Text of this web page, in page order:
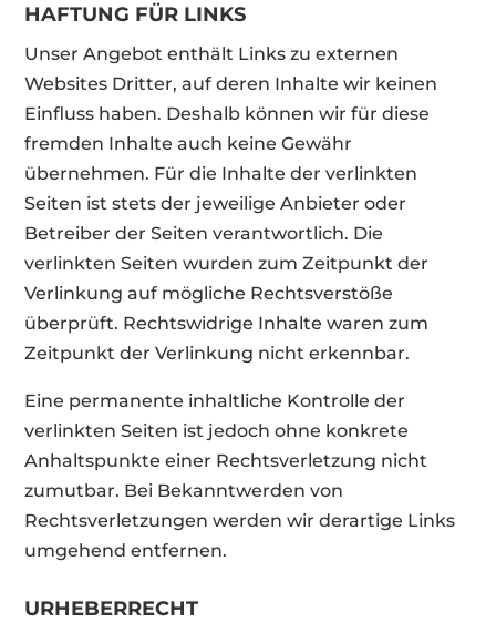
HAFTUNG FÜR LINKS
Unser Angebot enthält Links zu externen
Websites Dritter, auf deren Inhalte wir keinen
Einfluss haben. Deshalb können wir für diese
fremden Inhalte auch keine Gewähr
übernehmen. Für die Inhalte der verlinkten
Seiten ist stets der jeweilige Anbieter oder
Betreiber der Seiten verantwortlich. Die
verlinkten Seiten wurden zum Zeitpunkt der
Verlinkung auf mögliche Rechtsverstöße
überprüft. Rechtswidrige Inhalte waren zum
Zeitpunkt der Verlinkung nicht erkennbar.
Eine permanente inhaltliche Kontrolle der
verlinkten Seiten ist jedoch ohne konkrete
Anhaltspunkte einer Rechtsverletzung nicht
zumutbar. Bei Bekanntwerden von
Rechtsverletzungen werden wir derartige Links
umgehend entfernen.
URHEBERRECHT